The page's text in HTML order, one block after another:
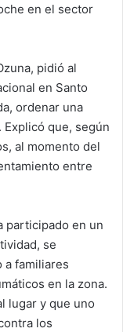
en el sector
pidió al
en Santo
ordenar una
que, según
al momento del
entre
participado en un
se
a familiares
en la zona.
lugar y que uno
los